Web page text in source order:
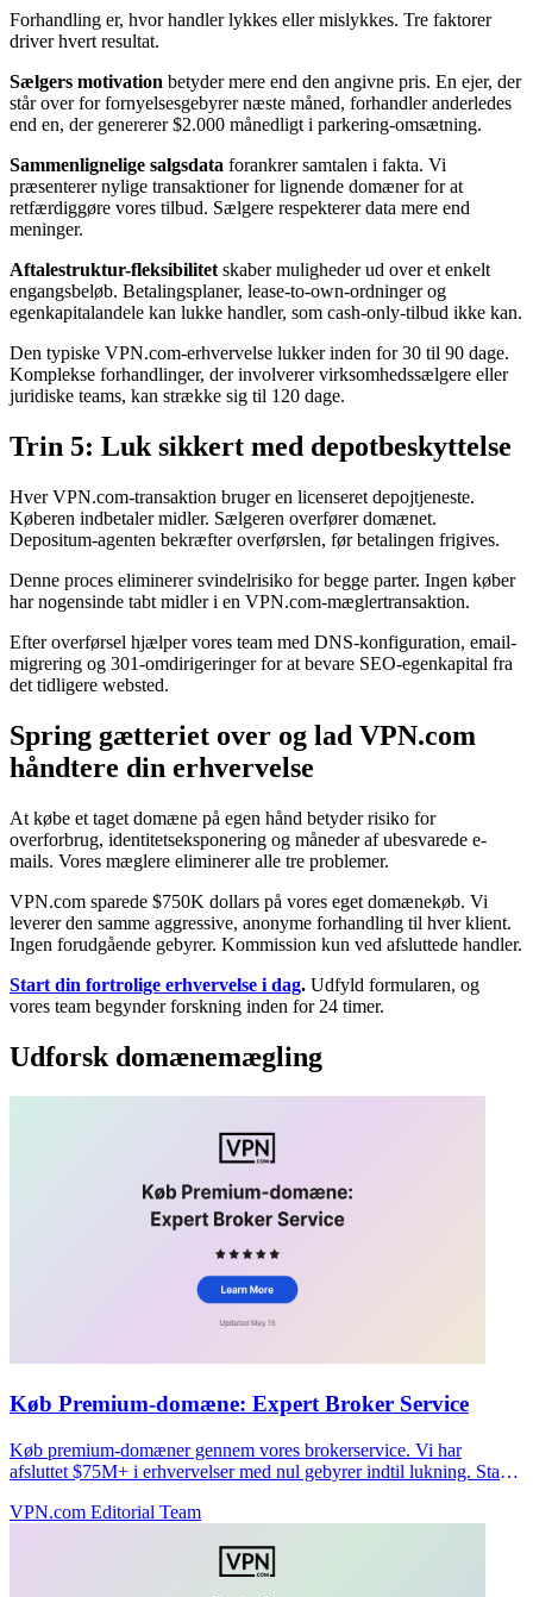
Forhandling er, hvor handler lykkes eller mislykkes. Tre faktorer
driver hvert resultat.
Sælgers motivation betyder mere end den angivne pris. En ejer, der
står over for fornyelsesgebyrer næste måned, forhandler anderledes
end en, der genererer $2.000 månedligt i parkering-omsætning.
Sammenlignelige salgsdata forankrer samtalen i fakta. Vi
præsenterer nylige transaktioner for lignende domæner for at
retfærdiggøre vores tilbud. Sælgere respekterer data mere end
meninger.
Aftalestruktur-fleksibilitet skaber muligheder ud over et enkelt
engangsbeløb. Betalingsplaner, lease-to-own-ordninger og
egenkapitalandele kan lukke handler, som cash-only-tilbud ikke kan.
Den typiske VPN.com-erhvervelse lukker inden for 30 til 90 dage.
Komplekse forhandlinger, der involverer virksomhedssælgere eller
juridiske teams, kan strække sig til 120 dage.
Trin 5: Luk sikkert med depotbeskyttelse
Hver VPN.com-transaktion bruger en licenseret depojtjeneste.
Køberen indbetaler midler. Sælgeren overfører domænet.
Depositum-agenten bekræfter overførslen, før betalingen frigives.
Denne proces eliminerer svindelrisiko for begge parter. Ingen køber
har nogensinde tabt midler i en VPN.com-mæglertransaktion.
Efter overførsel hjælper vores team med DNS-konfiguration, email-
migrering og 301-omdirigeringer for at bevare SEO-egenkapital fra
det tidligere websted.
Spring gætteriet over og lad VPN.com
håndtere din erhvervelse
At købe et taget domæne på egen hånd betyder risiko for
overforbrug, identitetseksponering og måneder af ubesvarede e-
mails. Vores mæglere eliminerer alle tre problemer.
VPN.com sparede $750K dollars på vores eget domænekøb. Vi
leverer den samme aggressive, anonyme forhandling til hver klient.
Ingen forudgående gebyrer. Kommission kun ved afsluttede handler.
Start din fortrolige erhvervelse i dag. Udfyld formularen, og
vores team begynder forskning inden for 24 timer.
Udforsk domænemægling
Køb Premium-domæne: Expert Broker Service
Køb premium-domæner gennem vores brokerservice. Vi har
afsluttet $75M+ i erhvervelser med nul gebyrer indtil lukning. Start
VPN.com Editorial Team